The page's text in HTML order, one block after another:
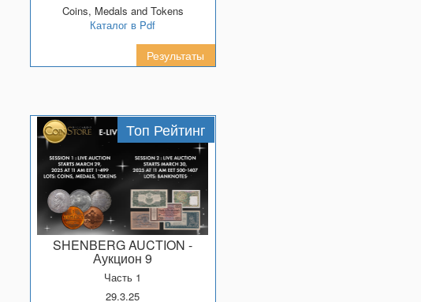
Coins, Medals and Tokens
Каталог в Pdf
Результаты
Топ Рейтинг
SHENBERG AUCTION -
Аукцион 9
Часть 1
29.3.25